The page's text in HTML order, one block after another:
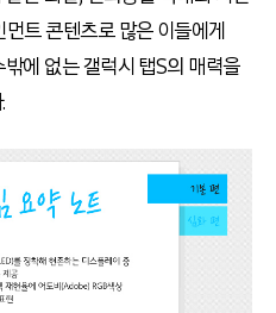
트 콘텐츠로 많은 이들에게
에 없는 갤럭시 탭S의 매력을